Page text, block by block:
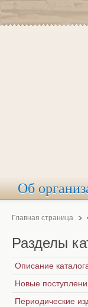
Об
Главная страница
Разделы
Описание
Новые
Периодические